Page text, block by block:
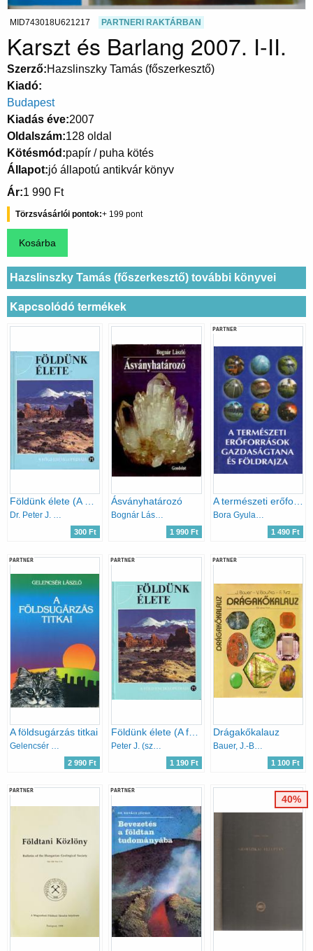
MID743018U621217 PARTNERI RAKTÁRBAN
Karszt és Barlang 2007. I-II.
Szerző Hazslinszky Tamás (főszerkesztő)
Kiadó
Budapest
Kiadás éve 2007
Oldalszám 128 oldal
Kötésmód papír / puha kötés
Állapot jó állapotú antikvár könyv
Ár 1 990 Ft
Törzsvásárlói pontok 199
Hazslinszky Tamás (főszerkesztő) további könyvei
Kapcsolódó termékek
Dr. Peter J. Smith - Kékes Mária
300 Ft
Ásványhatározó
Bognár László
1 990 Ft
PARTNER
A természeti erőforrások gazdaságtana és földrajza
Bora Gyula-Korompai Attila
1 490 Ft
PARTNER
A földsugárzás titkai
2 990 Ft
PARTNER
1 190 Ft
PARTNER
Drágakőkalauz
Bauer, J.-Bouska, V.-Tvrz, F.
1 100 Ft
PARTNER PARTNER
40%